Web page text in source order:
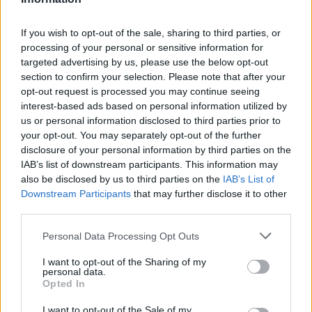
If you wish to opt-out of the sale, sharing to third parties, or
processing of your personal or sensitive information for
targeted advertising by us, please use the below opt-out
section to confirm your selection. Please note that after your
opt-out request is processed you may continue seeing
interest-based ads based on personal information utilized by
us or personal information disclosed to third parties prior to
your opt-out. You may separately opt-out of the further
disclosure of your personal information by third parties on the
IAB’s list of downstream participants. This information may
also be disclosed by us to third parties on the IAB’s List of
Downstream Participants that may further disclose it to other
Please note that this website/app uses one or more Google
not limited to your visit or usage behaviour. You may click to
grant or deny consent to Google and its third-party tags to
use your data for below specified purposes in below Google
consent section.
Personal Data Processing Opt Outs
I want to opt-out of the Sharing of my
personal data.
Opted In
Formálódó világképét korán áthatotta a benthami
utilitarizmus szellemisége. Egyik beszédében például így
szólította fel társait: mivel „minden tartós befolyásnak
legerősebb támasza a hasznosság: tehetségünk és módunk
szerint
Előfizetőként korlátlan hozzáférést kap
minden történelmi tartalmunkhoz:
A legújabb Rubicon-lapszámok
Több mint 370 korábbi lapszámunk
tartalma
Rubicon Online rovatok cikkei
Az első hónap csak 200 Ft-ba kerül. Próbálja